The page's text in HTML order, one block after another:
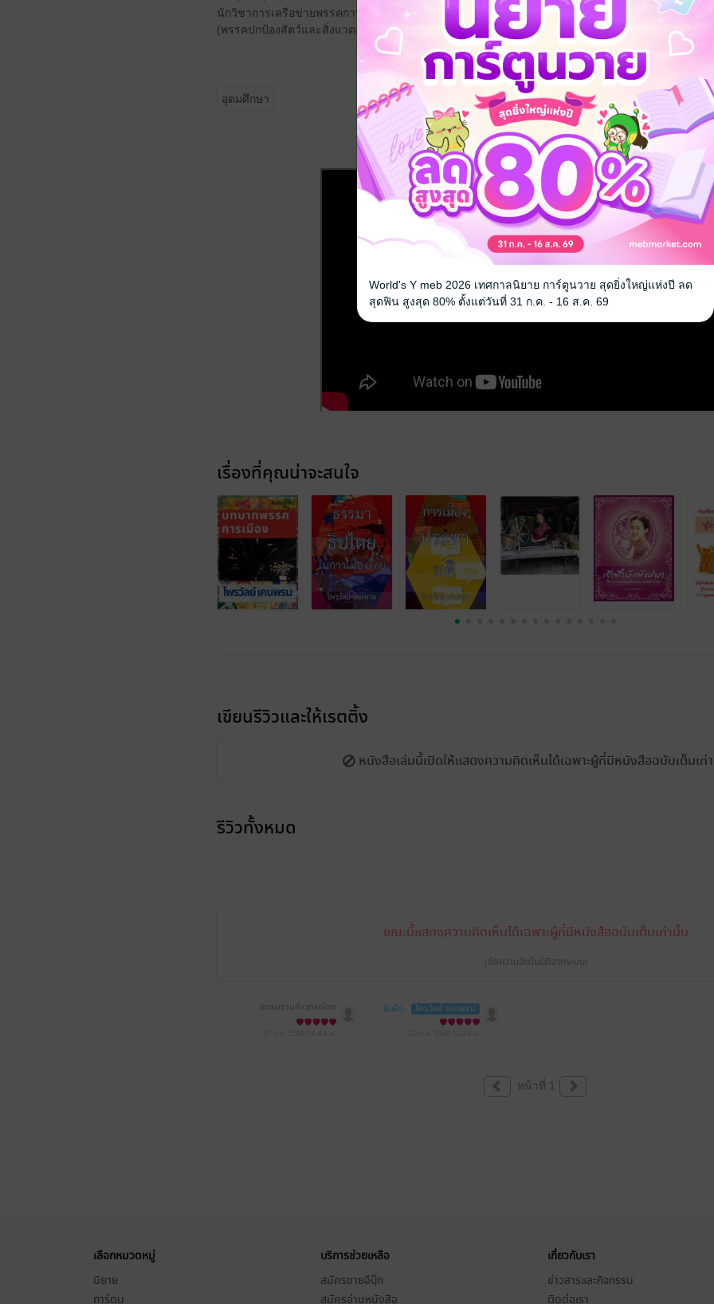
นักวิชาการเครือข่ายพรรคการเมือง
(พรรคปกป้องสัตว์และสิ่งแวดล้อม, เยอรมนี)
อุดมศึกษา
เรื่องที่คุณน่าจะสนใจ
เขียนรีวิวและให้เรตติ้ง
หนังสือเล่มนี้เปิดให้แสดงความคิดเห็นได้เฉพาะผู้ที่มีหนังสือฉบับเต็มเท่
รีวิวทั้งหมด
ขณะนี้แสดงความคิดเห็นได้เฉพาะผู้ที่มีหนังสือฉบับเต็มเท่านั้น
(ข้อความอัตโนมัติจากระบบ)
ชมรมรามก้าวกระโดด มีแล้ว - ไพรวัลย์ เคนพรม
หน้าที่ 1
เลือกหมวดหมู่
นิยาย
การ์ตูน
บริการช่วยเหลือ
สมัครขายอีบุ๊ก
สมัครอ่านหนังสือ
เกี่ยวกับเรา
ข่าวสารและกิจกรรม
ติดต่อเรา
World's Y meb 2026 เทศกาลนิยาย การ์ตูนวาย สุดยิ่งใหญ่แห่งปี ลด
สุดฟิน สูงสุด 80% ตั้งแต่วันที่ 31 ก.ค. - 16 ส.ค. 69